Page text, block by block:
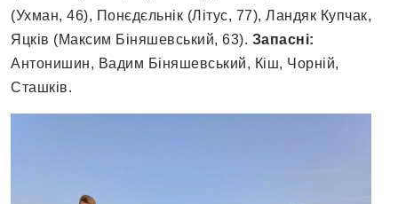
(Ухман, 46), Понєдєльнік (Літус, 77), Ландяк Купчак,
Яцків (Максим Біняшевський, 63). Запасні:
Антонишин, Вадим Біняшевський, Кіш, Чорній,
Сташків.